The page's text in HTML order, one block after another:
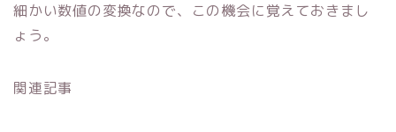
細かい数値の変換なので、この機会に覚えておきまし
ょう。
関連記事